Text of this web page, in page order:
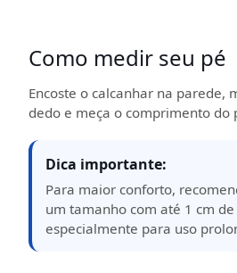
Como medir seu pé
Encoste o calcanhar na parede,
dedo e meça o comprimento do
Dica importante:
Para maior conforto,
um tamanho com até 1 cm
especialmente para uso